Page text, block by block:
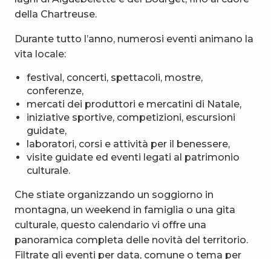
della Chartreuse.
Durante tutto l’anno, numerosi eventi animano la
vita locale:
festival, concerti, spettacoli, mostre,
conferenze,
mercati dei produttori e mercatini di Natale,
iniziative sportive, competizioni, escursioni
guidate,
laboratori, corsi e attività per il benessere,
visite guidate ed eventi legati al patrimonio
culturale.
Che stiate organizzando un soggiorno in
montagna, un weekend in famiglia o una gita
culturale, questo calendario vi offre una
panoramica completa delle novità del territorio.
Filtrate gli eventi per data, comune o tema per